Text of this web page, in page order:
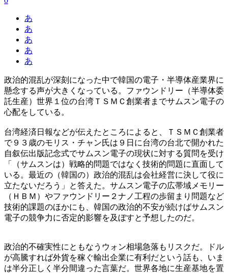
あ
あ
あ
あ
あ
政治的混乱が深刻になった中で韓国の電子・半導体産業界に
懸念する声が大きくなっている。ファウンドリー（半導体委
託生産）世界１位の台湾ＴＳＭＣ創業者までサムスン電子の
心配をしている。
台湾経済日報などが伝えたところによると、ＴＳＭＣ創業者
で９３歳のモリス・チャン氏は９日に台湾の台北で開かれた
自叙伝出版記念式でサムスン電子の現状に対する質問を受け
「（サムスンは）戦略的問題ではなく技術的問題に直面して
いる。最近の（韓国の）政治的混乱は会社経営に決して役に
立たないだろう」と答えた。サムスン電子の広帯域メモリー
（ＨＢＭ）やファウンドリー２ナノ工程の歩留まり問題など
技術的課題のほかにも、韓国の政治的不安が続けばサムスン
電子の競争力に否定的影響を及ぼすと予想したのだ。
政治的不確実性にともなうウォン相場急落もリスクだ。ドル
が高騰すれば外貨を稼ぐ輸出企業に有利だという話も、いま
は半分正しく半分間違った言葉だ。世界各地に生産基地を置